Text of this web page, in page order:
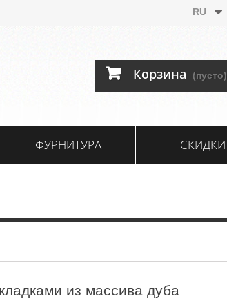
RU
Корзина (пусто)
ФУРНИТУРА СКИДКИ
из массива дуба